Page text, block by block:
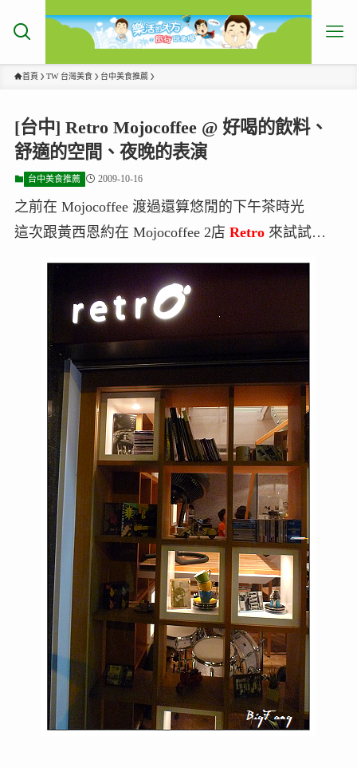
首頁 TW 台灣美食 台中美食推薦
[台中] Retro Mojocoffee @ 好喝的飲料、
舒適的空間、夜晚的表演
台中美食推薦 2009-10-16
之前在 Mojocoffee 渡過還算悠閒的下午茶時光
這次跟黃西恩約在 Mojocoffee 2店 Retro 來試試…